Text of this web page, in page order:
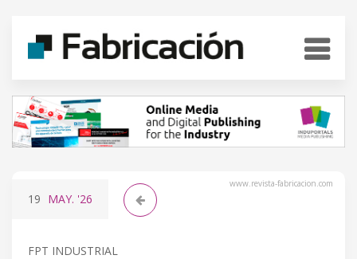
www.revista-fabricacion.com
19 MAY. '26
FPT INDUSTRIAL